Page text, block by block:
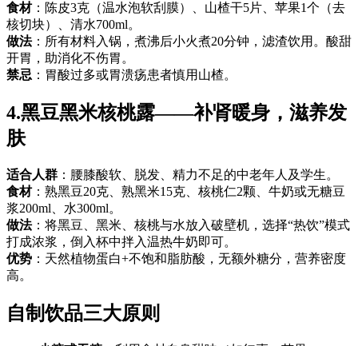
食材：陈皮3克（温水泡软刮膜）、山楂干5片、苹果1个（去
核切块）、清水700ml。
做法：所有材料入锅，煮沸后小火煮20分钟，滤渣饮用。酸甜
开胃，助消化不伤胃。
禁忌 ：胃酸过多或胃溃疡患者慎用山楂。
4.黑豆黑米核桃露——补肾暖身，滋养发
肤
适合人群 ：腰膝酸软、脱发、精力不足的中老年人及学生。
食材：熟黑豆20克、熟黑米15克、核桃仁2颗、牛奶或无糖豆
浆200ml、水300ml。
做法：将黑豆、黑米、核桃与水放入破壁机，选择“热饮”模式
打成浓浆，倒入杯中拌入温热牛奶即可。
优势 ：天然植物蛋白+不饱和脂肪酸，无额外糖分，营养密度
高。
自制饮品三大原则